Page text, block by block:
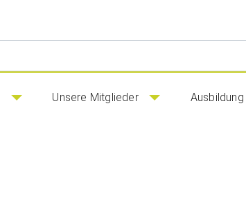
Unsere Mitglieder Ausbildung